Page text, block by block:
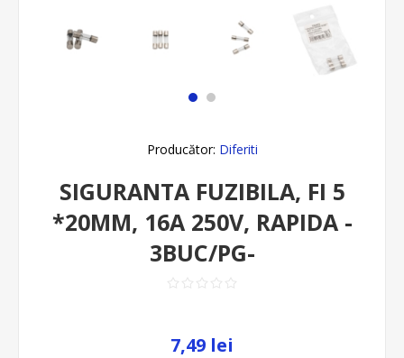
Producător: Diferiti
SIGURANTA FUZIBILA, FI 5
*20MM, 16A 250V, RAPIDA -
3BUC/PG-
7,49 lei